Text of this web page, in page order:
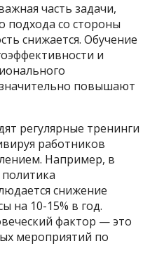
часть задачи,
подхода со стороны
снижается. Обучение
и
повышают
регулярные тренинги
работников
Например, в
снижение
на 10-15% в год.
фактор — это
мероприятий по